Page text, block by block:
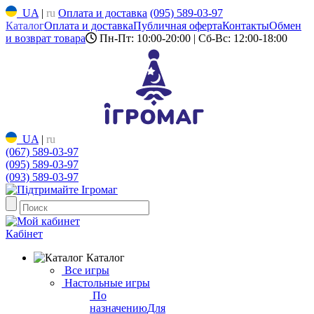
UA | ru Оплата и доставка (095) 589-03-97
КаталогОплата и доставкаПубличная офертаКонтактыОбмен
и возврат товара
Пн-Пт: 10:00-20:00 | Сб-Вс: 12:00-18:00
UA | ru
(067) 589-03-97
(095) 589-03-97
(093) 589-03-97
Кабінет
Каталог
Все игры
Настольные игры
По
назначениюДля